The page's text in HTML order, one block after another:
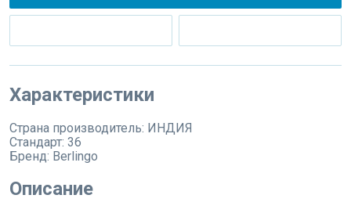
Характеристики
Страна производитель: ИНДИЯ
Стандарт: 36
Бренд: Berlingo
Описание